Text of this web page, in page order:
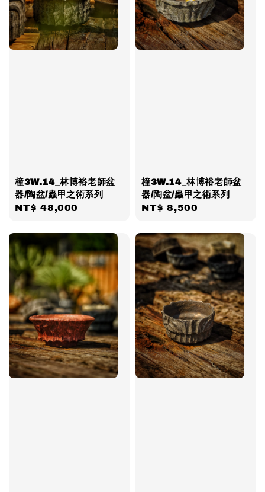
橦3W.14_林博裕老師盆
器/陶盆/蟲甲之術系列
Regular
NT$ 48,000
橦3W.14_林博裕老師盆
器/陶盆/蟲甲之術系列
Regular
NT$ 8,500